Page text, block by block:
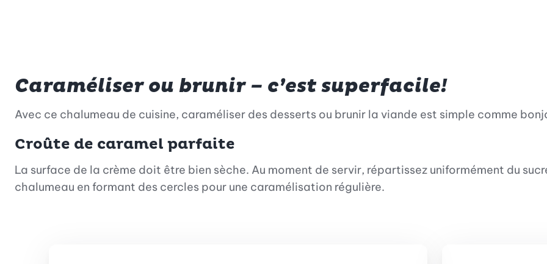
Caraméliser ou brunir – c’est superfacile!
Avec ce chalumeau de cuisine, caraméliser des desserts ou brunir la viande est simple comme
Croûte de caramel parfaite
La surface de la crème doit être bien sèche. Au moment de servir, répartissez uniformément du
chalumeau en formant des cercles pour une caramélisation régulière.